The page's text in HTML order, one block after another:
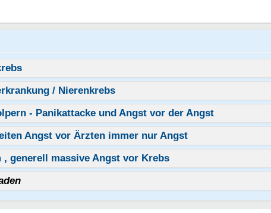
/ Nierenkrebs
- Panikattacke und Angst vor der Angst
Angst vor Ärzten immer nur Angst
generell massive Angst vor Krebs